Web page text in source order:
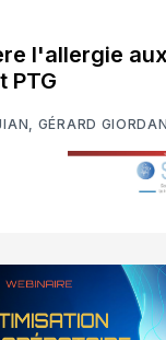
l'allergie
PTG
, GÉRARD